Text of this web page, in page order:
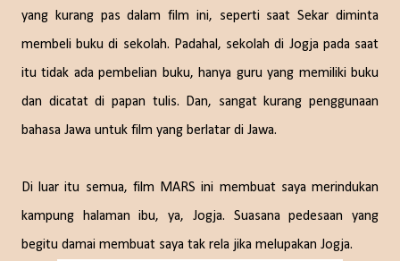
yang kurang pas dalam film ini, seperti saat Sekar diminta
membeli buku di sekolah. Padahal, sekolah di Jogja pada saat
itu tidak ada pembelian buku, hanya guru yang memiliki buku
dan dicatat di papan tulis. Dan, sangat kurang penggunaan
bahasa Jawa untuk film yang berlatar di Jawa.
Di luar itu semua, film MARS ini membuat saya merindukan
kampung halaman ibu, ya, Jogja. Suasana pedesaan yang
begitu damai membuat saya tak rela jika melupakan Jogja.